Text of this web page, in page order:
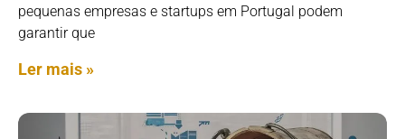
pequenas empresas e startups em Portugal podem
garantir que
Ler mais »